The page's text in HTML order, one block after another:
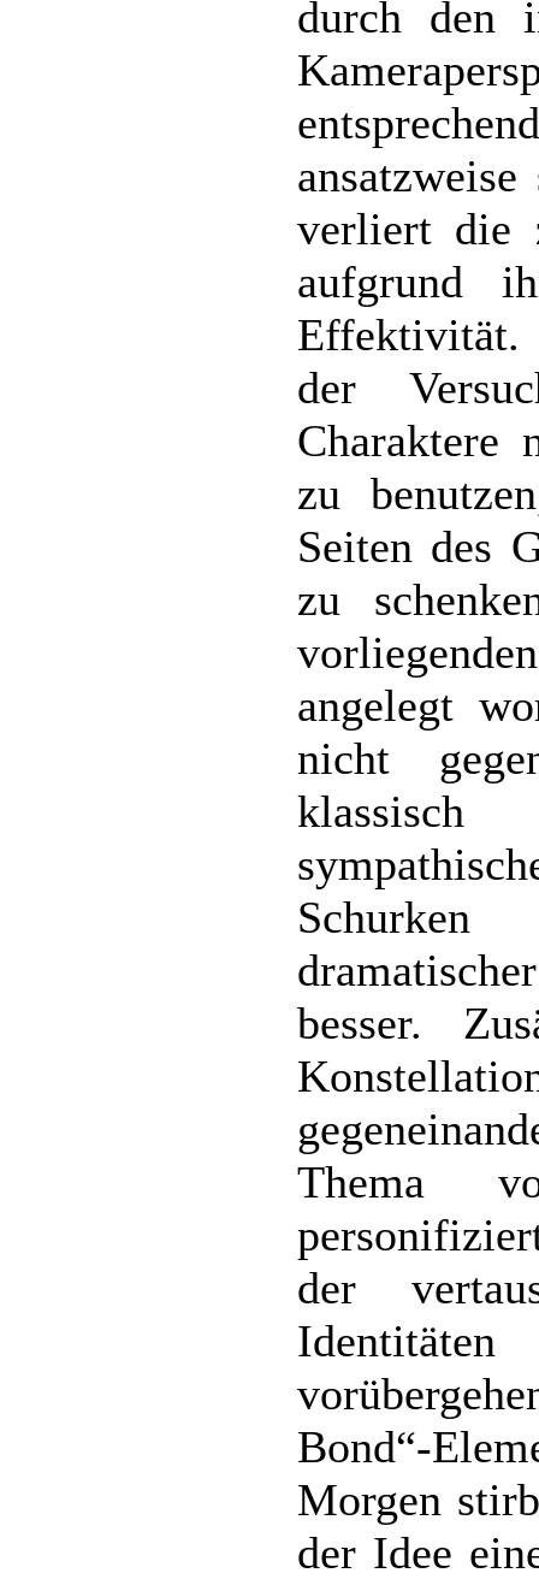
durch den
verliert die
aufgrund
Effektivität.
der
Charaktere
zu
Seiten des
zu
angelegt
nicht
besser.
Thema
der
Identitäten
Bond“-
Morgen
der Idee